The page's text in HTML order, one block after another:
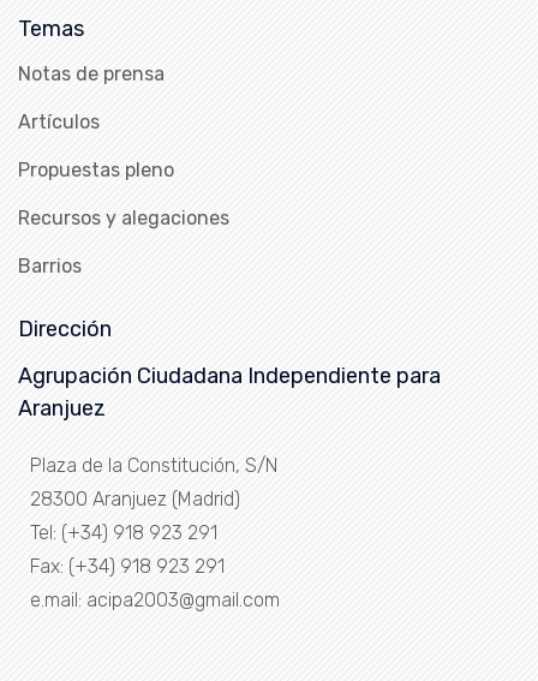
Temas
Notas de prensa
Artículos
Propuestas pleno
Recursos y alegaciones
Barrios
Dirección
Agrupación Ciudadana Independiente para
Aranjuez
Plaza de la Constitución, S/N
28300 Aranjuez (Madrid)
Tel: (+34) 918 923 291
Fax: (+34) 918 923 291
e.mail: acipa2003@gmail.com